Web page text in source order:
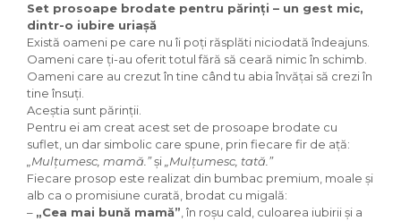
Set prosoape brodate pentru părinți – un gest mic,
dintr-o iubire uriașă
Există oameni pe care nu îi poți răsplăti niciodată îndeajuns.
Oameni care ți-au oferit totul fără să ceară nimic în schimb.
Oameni care au crezut în tine când tu abia învățai să crezi în
tine însuți.
Aceștia sunt părinții.
Pentru ei am creat acest set de prosoape brodate cu
suflet, un dar simbolic care spune, prin fiecare fir de ață:
„Mulțumesc, mamă.”și „Mulțumesc, tată.”
Fiecare prosop este realizat din bumbac premium, moale și
alb ca o promisiune curată, brodat cu migală:
– „Cea mai bună mamă” , în roșu cald, culoarea iubirii și a